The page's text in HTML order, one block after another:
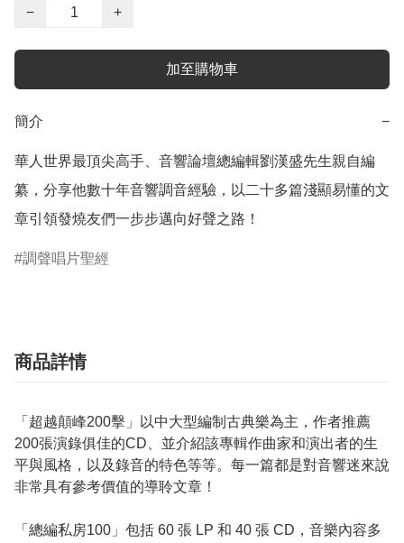
−
+
加至購物車
簡介 −
華人世界最頂尖高手、音響論壇總編輯劉漢盛先生親自編
纂，分享他數十年音響調音經驗，以二十多篇淺顯易懂的文
章引領發燒友們一步步邁向好聲之路！
調聲唱片聖經
商品詳情
「超越顛峰200擊」以中大型編制古典樂為主，作者推薦
200張演錄俱佳的CD、並介紹該專輯作曲家和演出者的生
平與風格，以及錄音的特色等等。每一篇都是對音響迷來說
非常具有參考價值的導聆文章！
「總編私房100」包括 60 張 LP 和 40 張 CD，音樂內容多